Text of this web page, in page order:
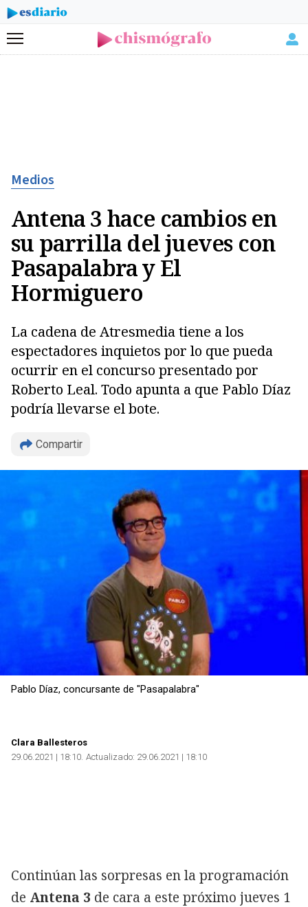
Menú
Medios
Antena 3 hace cambios en
su parrilla del jueves con
Pasapalabra y El
Hormiguero
La cadena de Atresmedia tiene a los
espectadores inquietos por lo que pueda
ocurrir en el concurso presentado por
Roberto Leal. Todo apunta a que Pablo Díaz
podría llevarse el bote.
Compartir
Copiar
Pablo Díaz, concursante de "Pasapalabra"
Clara Ballesteros
29.06.2021 | 18:10 Actualizado: 29.06.2021 | 18:10
Continúan las sorpresas en la programación
de Antena 3 de cara a este próximo jueves 1